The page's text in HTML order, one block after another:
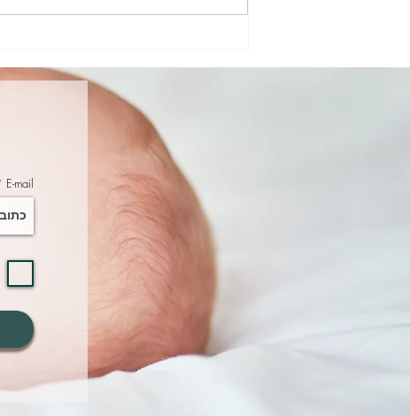
החופש הגדול - וטוב שכך. מה
כן צריך לתכנן? עוגנים בחופש
E-mail